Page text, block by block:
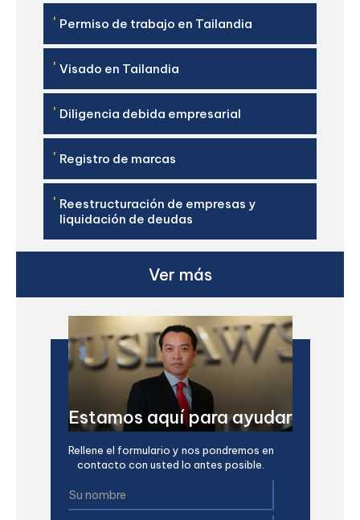
' Permiso de trabajo en Tailandia
' Visado en Tailandia
' Diligencia debida empresarial
' Registro de marcas
' Reestructuración de empresas y
liquidación de deudas
Ver más
Estamos aquí para ayudar
Rellene el formulario y nos pondremos en
contacto con usted lo antes posible.